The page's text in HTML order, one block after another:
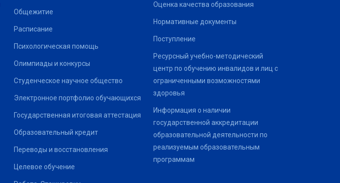
Общежитие
Расписание
Психологическая помощь
Олимпиады и конкурсы
Студенческое научное общество
Электронное портфолио обучающихся
Государственная итоговая аттестация
Образовательный кредит
Переводы и восстановления
Целевое обучение
Оценка качества образования
Нормативные документы
Поступление
Ресурсный учебно-методический
центр по обучению инвалидов и лиц с
ограниченными возможностями
здоровья
Информация о наличии
государственной аккредитации
образовательной деятельности по
реализуемым образовательным
программам